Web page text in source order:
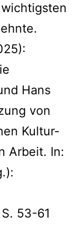
Hans
von
Kultur-
Arbeit. In:
53-61